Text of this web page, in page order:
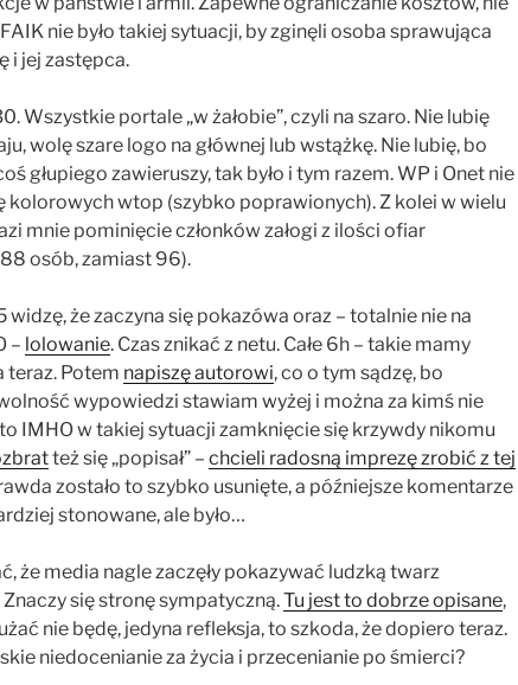
nie było takiej sytuacji, by zginęli osoba sprawująca
i jej zastępca.
Wszystkie portale „w żałobie”, czyli na szaro. Nie lubię
wolę szare logo na głównej lub wstążkę. Nie lubię, bo
głupiego zawieruszy, tak było i tym razem. WP i Onet nie
kolorowych wtop (szybko poprawionych). Z kolei w wielu
mnie pominięcie członków załogi z ilości ofiar
osób, zamiast 96).
widzę, że zaczyna się pokazówa oraz – totalnie nie na
– lolowanie. Czas znikać z netu. Całe 6h – takie mamy
teraz. Potem napiszę autorowi, co o tym sądzę, bo
wypowiedzi stawiam wyżej i można za kimś nie
IMHO w takiej sytuacji zamknięcie się krzywdy nikomu
też się „popisał” – chcieli radosną imprezę zrobić z tej
zostało to szybko usunięte, a późniejsze komentarze
stonowane, ale było…
że media nagle zaczęły pokazywać ludzką twarz
się stronę sympatyczną.Tu jest to dobrze opisane,
nie będę, jedyna refleksja, to szkoda, że dopiero teraz.
niedocenianie za życia i przecenianie po śmierci?